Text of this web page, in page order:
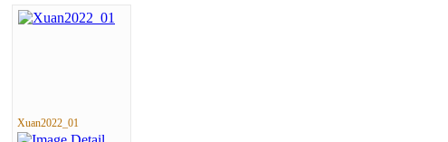
Xuan2022_01